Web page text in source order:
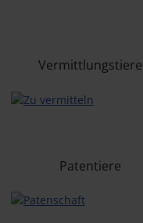
Vermittlungstiere
Patentiere